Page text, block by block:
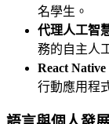
名學生。
代理人工智
務的自主人
React
行動應用程